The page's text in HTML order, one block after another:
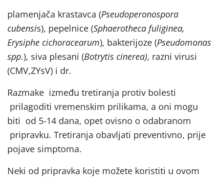
plamenjača krastavca (Pseudoperonospora
cubensis), pepelnice (Sphaerotheca fuliginea,
Erysiphe cichoracearum), bakterijoze (Pseudomonas
spp.), siva plesani (Botrytis cinerea), razni virusi
(CMV,ZYsV) i dr.
Razmake između tretiranja protiv bolesti
prilagoditi vremenskim prilikama, a oni mogu
biti od 5-14 dana, opet ovisno o odabranom
pripravku. Tretiranja obavljati preventivno, prije
pojave simptoma.
Neki od pripravka koje možete koristiti u ovom